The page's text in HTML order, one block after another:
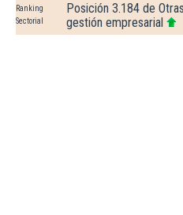
Ranking
Sectorial
Posición 3.184 de
gestión empresarial